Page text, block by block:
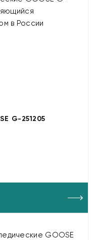
G-251205